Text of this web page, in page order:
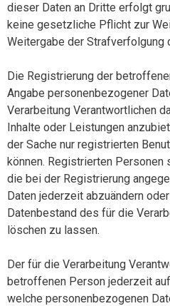
dieser Daten an Dritte erfolgt
keine gesetzliche Pflicht zur
Weitergabe der Strafverfolgung
Die Registrierung der
Angabe personenbezogener
Verarbeitung Verantwortlichen
Inhalte oder Leistungen
der Sache nur registrierten
können. Registrierten
die bei der Registrierung
Daten jederzeit abzuändern
Datenbestand des für die
löschen zu lassen.
Der für die Verarbeitung
betroffenen Person jederzeit
welche personenbezogenen